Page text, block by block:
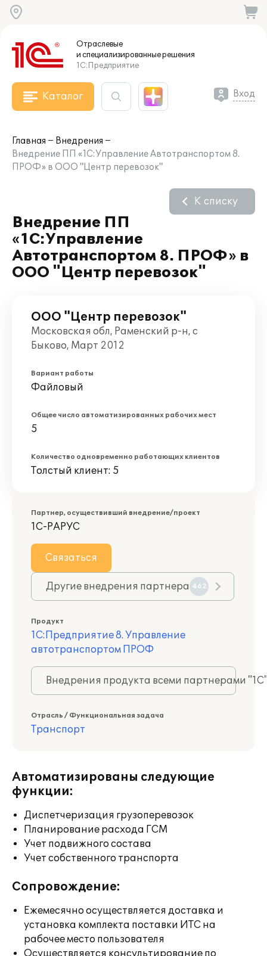
Отраслевые
и специализированныерешения
1С:Предприятие
Каталог Вход
Главная
Внедрения
Внедрение ПП «1С:Управление Автотранспортом 8.
ПРОФ» в ООО "Центр перевозок"
Внедрение ПП
«1С:Управление
Автотранспортом 8. ПРОФ» в
ООО "Центр перевозок"
К списку
ООО "Центр перевозок"
Московская обл, Раменский р-н, с
Быково, Март 2012
Вариант работы
Файловый
Общее число автоматизированных рабочих мест
5
Количество одновременно работающих клиентов
Толстый клиент: 5
Партнер, осуществивший внедрение/проект
1С-РАРУС
Связаться
Другие внедрения партнера 462
Продукт
1С:Предприятие 8. Управление
автотранспортом ПРОФ
Внедрения продукта всеми партнерами
Отрасль / Функциональная задача
Транспорт
Автоматизированы следующие
функции:
Диспетчеризация грузоперевозок
Планирование расхода ГСМ
Учет подвижного состава
Учет собственного транспорта
Сопровождение:
Ежемесячно осуществляется доставка и
установка комплекта поставки ИТС на
рабочее место пользователя
Осуществляется консультирование по